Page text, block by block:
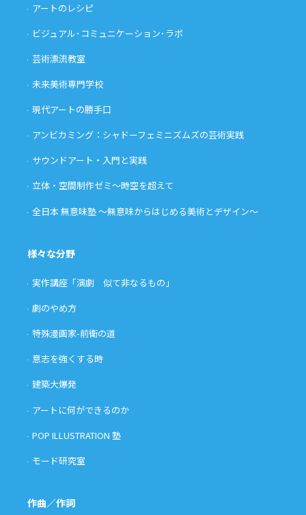
アートのレシピ
ビジュアル･コミュニケーション･ラボ
芸術漂流教室
未来美術専門学校
現代アートの勝手口
アンビカミング：シャドーフェミニズムズの芸術実践
サウンドアート・入門と実践
立体・空間制作ゼミ〜時空を超えて
全日本 無意味塾 〜無意味からはじめる美術とデザイン〜
様々な分野
実作講座「演劇 似て非なるもの」
劇のやめ方
特殊漫画家-前衛の道
意志を強くする時
建築大爆発
アートに何ができるのか
POP ILLUSTRATION 塾
モード研究室
作曲／作詞